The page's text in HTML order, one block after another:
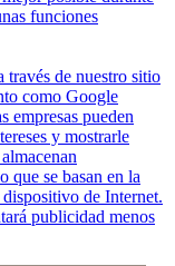
funciones
través de nuestro sitio
como Google
empresas pueden
y mostrarle
que se basan en la
de Internet.
publicidad menos